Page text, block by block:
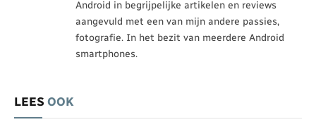
Android in begrijpelijke artikelen en reviews
aangevuld met een van mijn andere passies,
fotografie. In het bezit van meerdere Android
smartphones.
LEES OOK